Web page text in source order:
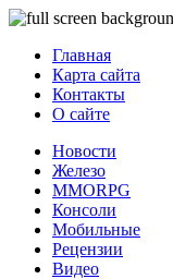
Главная
Карта сайта
Контакты
О сайте
Новости
Железо
MMORPG
Консоли
Мобильные
Рецензии
Видео